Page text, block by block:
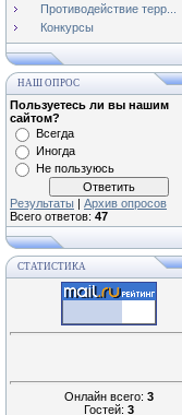
Противодействие терр...
Конкурсы
НАШ ОПРОС
Пользуетесь ли вы нашим
сайтом?
Всегда
Иногда
Не пользуюсь
Результаты | Архив опросов
Всего ответов: 47
СТАТИСТИКА
Онлайн всего: 3
Гостей: 3